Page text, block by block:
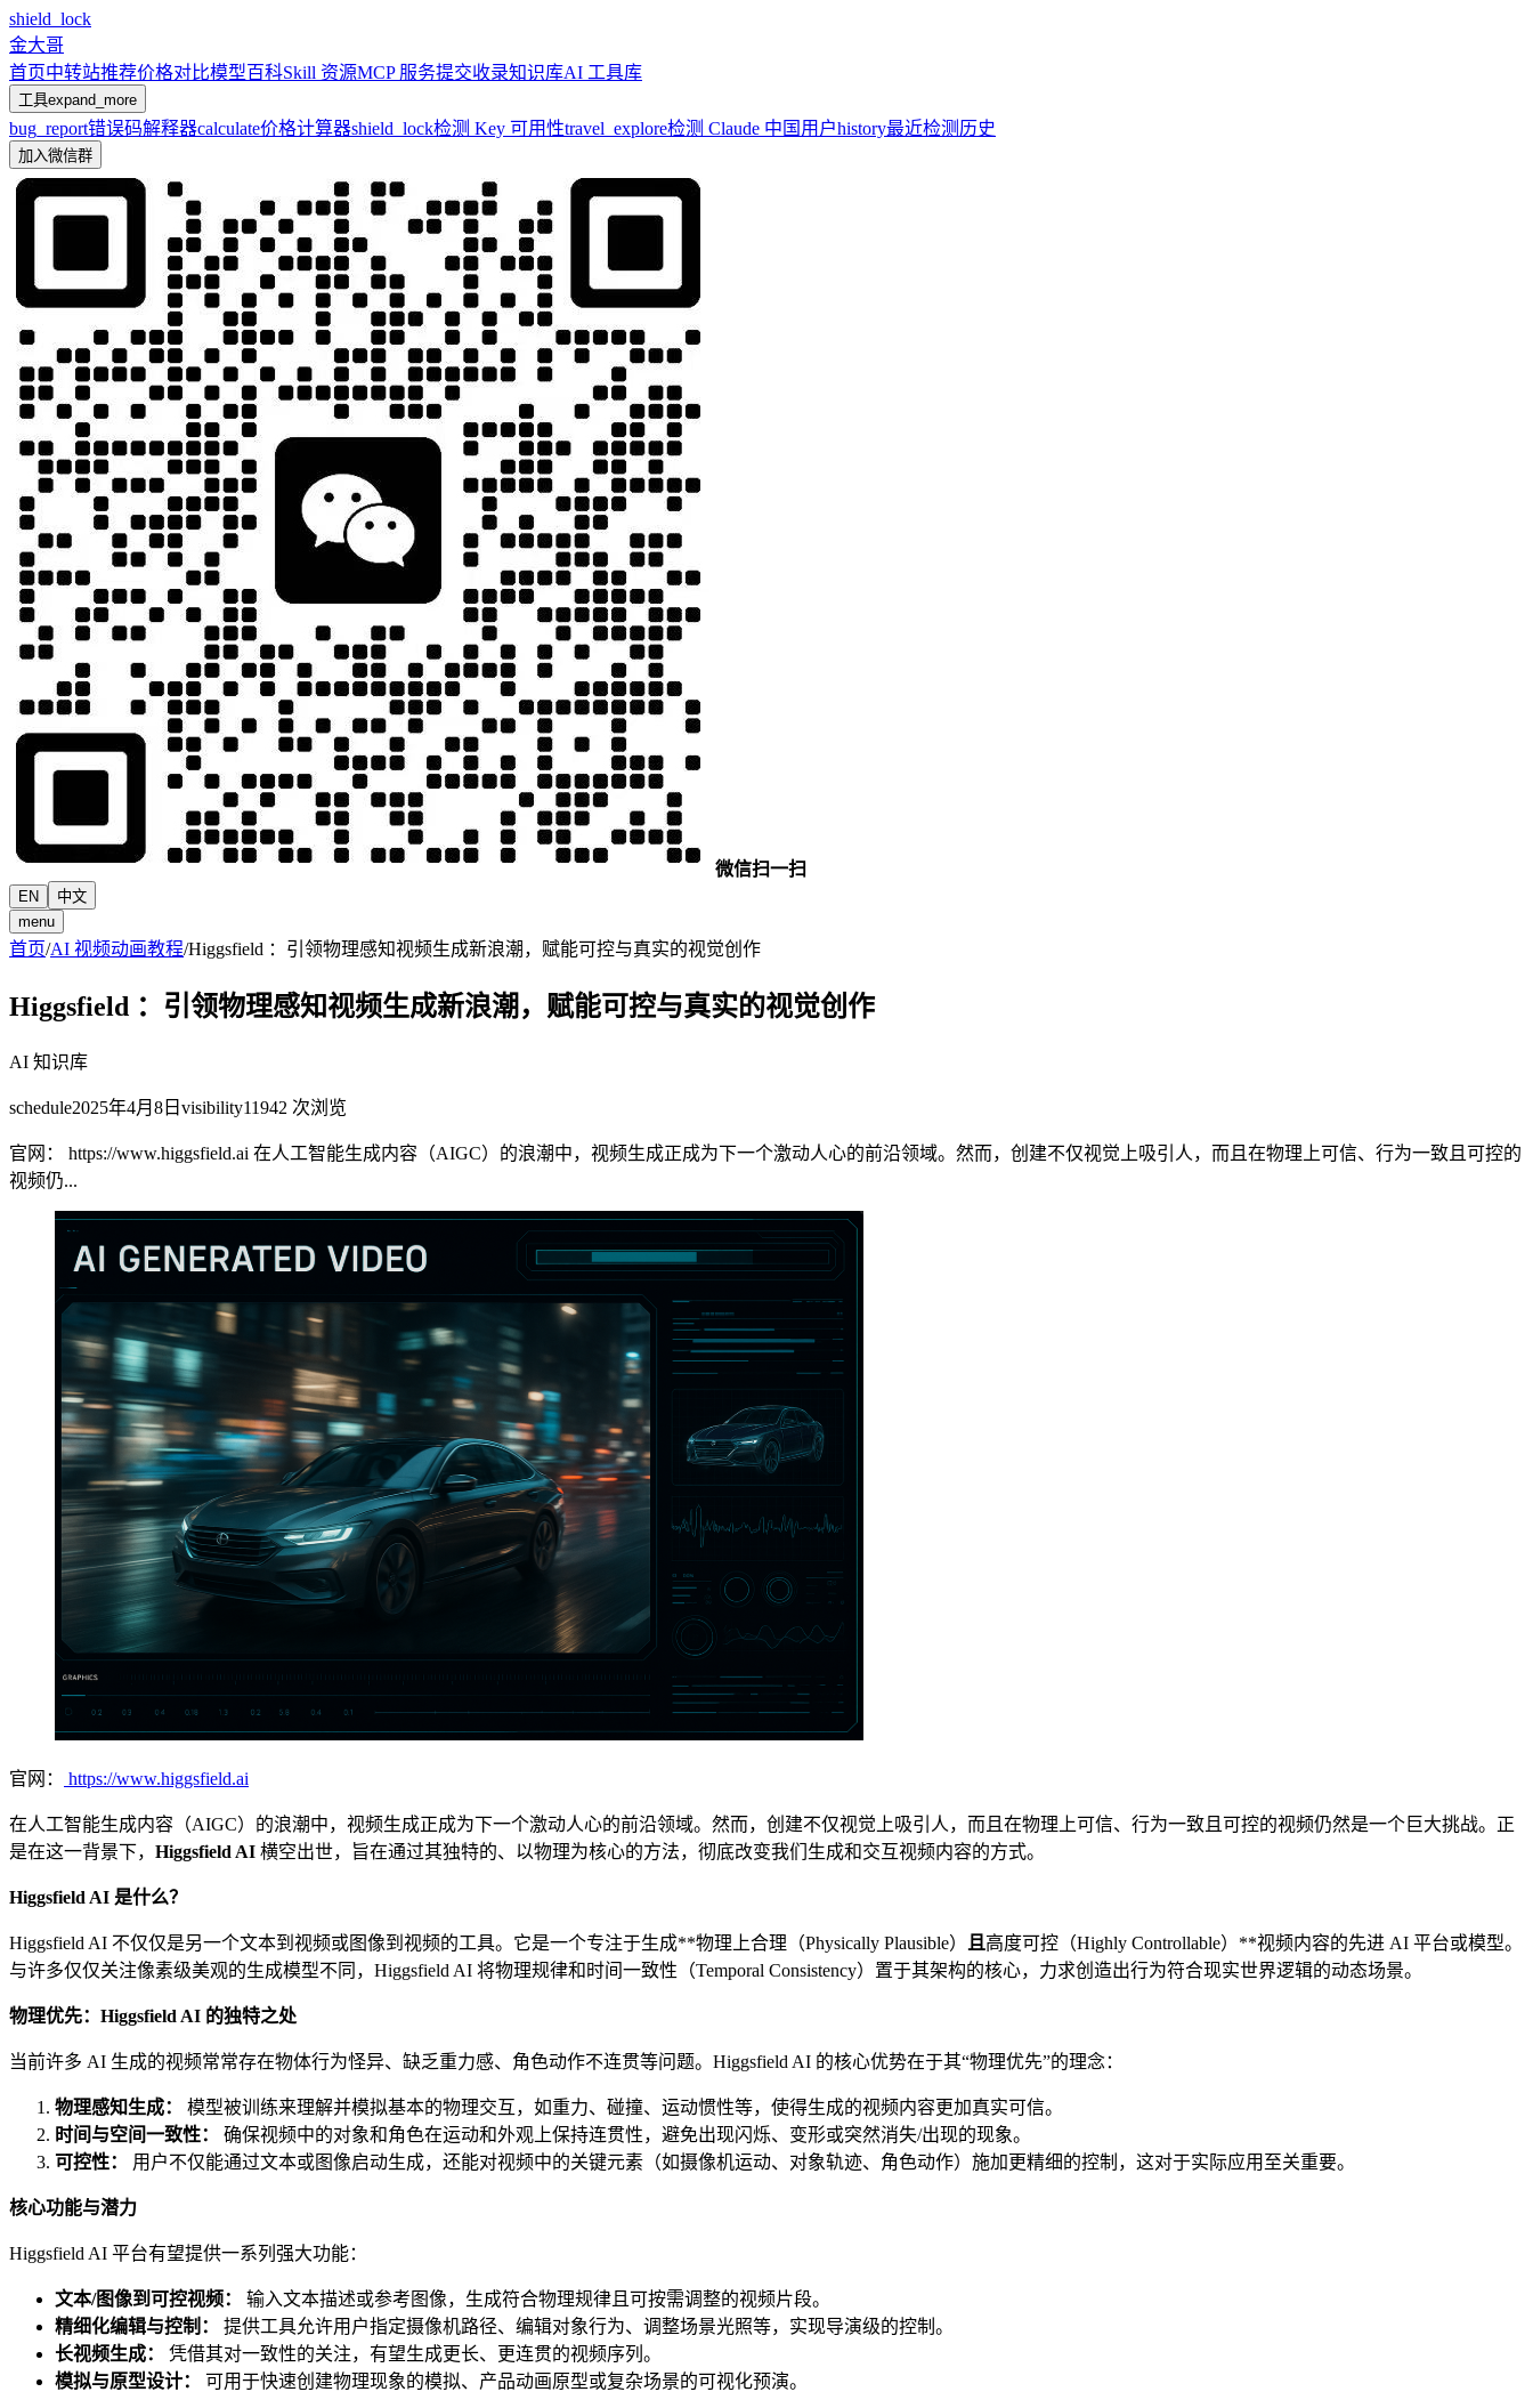
shield_lock
金大哥
首页中转站推荐价格对比模型百科Skill 资源MCP 服务提交收录知识库AI 工具库
工具expand_more
bug_report错误码解释器calculate价格计算器shield_lock检测 Key 可用性travel_explore检测 Claude 中国用户history最近检测历史
加入微信群
微信扫一扫
EN
中文
menu
首页/AI 视频动画教程/Higgsfield ：引领物理感知视频生成新浪潮，赋能可控与真实的视觉创作
Higgsfield ：引领物理感知视频生成新浪潮，赋能可控与真实的视觉创作
AI 知识库
schedule2025年4月8日 visibility11942 次浏览
官网： https://www.higgsfield.ai 在人工智能生成内容（AIGC）的浪潮中，视频生成正成为下一个激动人心的前沿领域。然而，创建不仅视觉上吸引人，而且在物理上可信、行为一致且可控的
视频仍...
官网： https://www.higgsfield.ai
在人工智能生成内容（AIGC）的浪潮中，视频生成正成为下一个激动人心的前沿领域。然而，创建不仅视觉上吸引人，而且在物理上可信、行为一致且可控的视频仍然是一个巨大挑战。正
是在这一背景下， Higgsfield AI 横空出世，旨在通过其独特的、以物理为核心的方法，彻底改变我们生成和交互视频内容的方式。
Higgsfield AI 是什么？
Higgsfield AI 不仅仅是另一个文本到视频或图像到视频的工具。它是一个专注于生成**物理上合理（Physically Plausible） 且 高度可控（Highly Controllable）**视频内容的先进 AI 平台或模型。
与许多仅仅关注像素级美观的生成模型不同，Higgsfield AI 将物理规律和时间一致性（Temporal Consistency）置于其架构的核心，力求创造出行为符合现实世界逻辑的动态场景。
物理优先：Higgsfield AI 的独特之处
当前许多 AI 生成的视频常常存在物体行为怪异、缺乏重力感、角色动作不连贯等问题。Higgsfield AI 的核心优势在于其“物理优先”的理念：
物理感知生成：
模型被训练来理解并模拟基本的物理交互，如重力、碰撞、运动惯性等，使得生成的视频内容更加真实可信。
时间与空间一致性：
确保视频中的对象和角色在运动和外观上保持连贯性，避免出现闪烁、变形或突然消失/出现的现象。
可控性：
用户不仅能通过文本或图像启动生成，还能对视频中的关键元素（如摄像机运动、对象轨迹、角色动作）施加更精细的控制，这对于实际应用至关重要。
核心功能与潜力
Higgsfield AI 平台有望提供一系列强大功能：
文本/图像到可控视频：
输入文本描述或参考图像，生成符合物理规律且可按需调整的视频片段。
精细化编辑与控制：
提供工具允许用户指定摄像机路径、编辑对象行为、调整场景光照等，实现导演级的控制。
长视频生成：
凭借其对一致性的关注，有望生成更长、更连贯的视频序列。
模拟与原型设计：
可用于快速创建物理现象的模拟、产品动画原型或复杂场景的可视化预演。